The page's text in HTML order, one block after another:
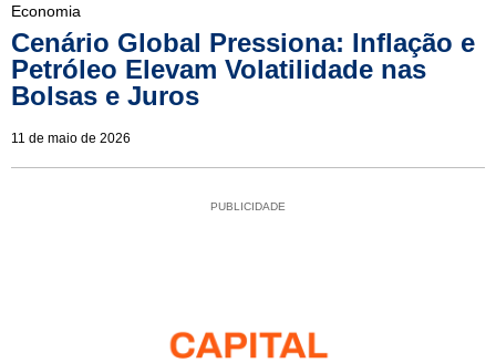
Economia
Cenário Global Pressiona: Inflação e
Petróleo Elevam Volatilidade nas
Bolsas e Juros
11 de maio de 2026
PUBLICIDADE